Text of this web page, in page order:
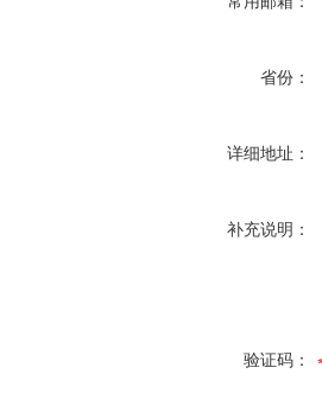
省份：
详细地址：
补充说明：
验证码：